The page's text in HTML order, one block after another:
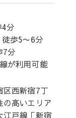
分
歩5〜6分
7分
が利用可能
区西新宿7丁
の高いエリア
江戸線「新宿